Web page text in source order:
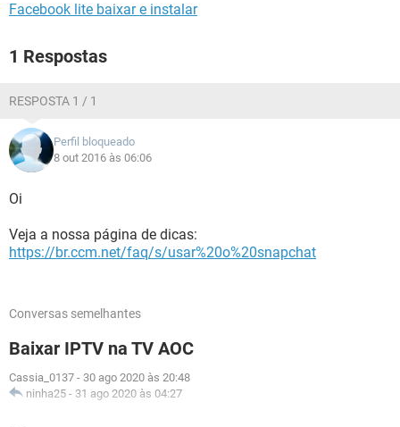
Facebook lite baixar e instalar
1 Respostas
RESPOSTA 1 / 1
Perfil bloqueado
8 out 2016 às 06:06
Oi
Veja a nossa página de dicas:
https://br.ccm.net/faq/s/usar%20o%20snapchat
Conversas semelhantes
Baixar IPTV na TV AOC
Cassia_0137 - 30 ago 2020 às 20:48
ninha25 - 31 ago 2020 às 04:27